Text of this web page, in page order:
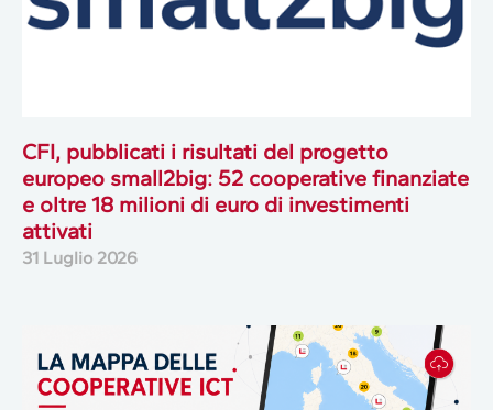
CFI, pubblicati i risultati del progetto
europeo small2big: 52 cooperative finanziate
e oltre 18 milioni di euro di investimenti
attivati
31 Luglio 2026